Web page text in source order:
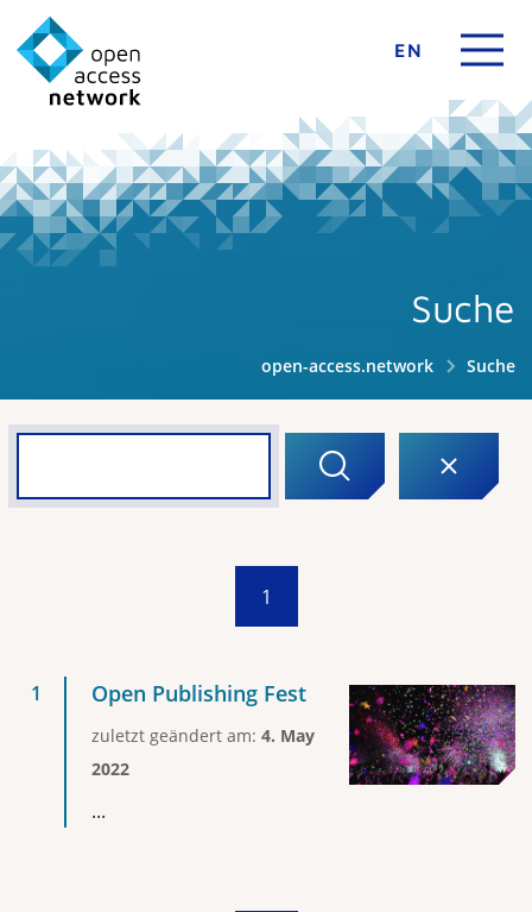
EN
Suche
open-access.network Suche
1
Open Publishing Fest
zuletzt geändert am: 4. May
2022
...